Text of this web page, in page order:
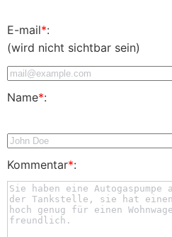
E-mail*:
(wird nicht sichtbar sein)
Name*:
Kommentar*: